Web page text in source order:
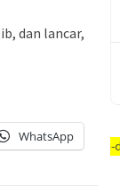
dan lancar,
WhatsApp
bersikan-diri-&-